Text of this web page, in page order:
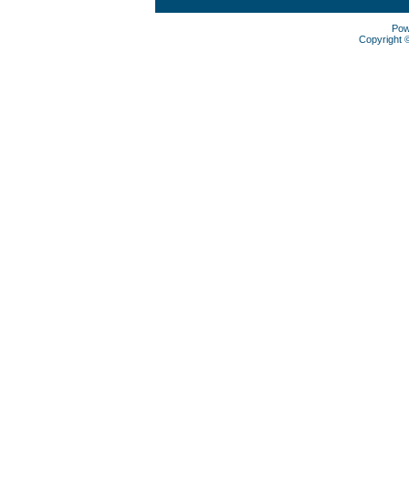
Copyright